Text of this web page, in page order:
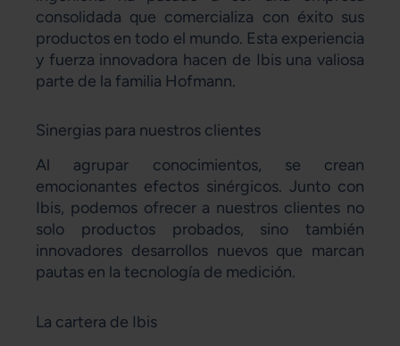
consolidada que comercializa con éxito sus
productos en todo el mundo. Esta experiencia
y fuerza innovadora hacen de Ibis una valiosa
parte de la familia Hofmann.
Sinergias para nuestros clientes
Al agrupar conocimientos, se crean
emocionantes efectos sinérgicos. Junto con
Ibis, podemos ofrecer a nuestros clientes no
solo productos probados, sino también
innovadores desarrollos nuevos que marcan
pautas en la tecnología de medición.
La cartera de Ibis